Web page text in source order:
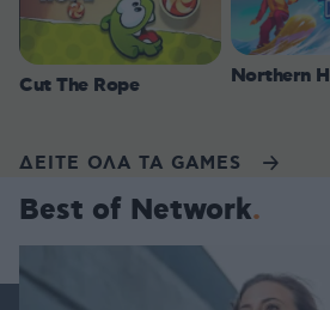
Cut The Rope Northern
ΔΕΙΤΕ ΟΛΑ ΤΑ GAMES
Best of Network